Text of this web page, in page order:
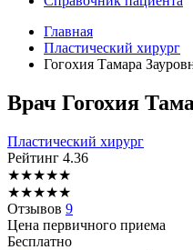
Главная
Пластический хирург
Гогохия Тамара
Врач Гогохия
Пластический хирург
Рейтинг 4.36
★★★★★
★★★★★
Отзывов 9
Цена первичного приема
Бесплатно